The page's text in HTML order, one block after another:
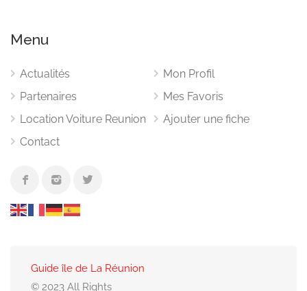
Menu
Actualités
Partenaires
Location Voiture Reunion
Contact
Mon Profil
Mes Favoris
Ajouter une fiche
Guide île de La Réunion
© 2023 All Rights